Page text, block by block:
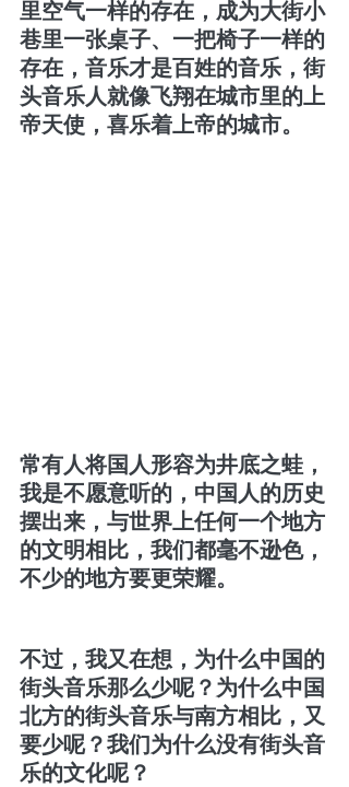
里空气一样的存在，成为大街小
巷里一张桌子、一把椅子一样的
存在，音乐才是百姓的音乐，街
头音乐人就像飞翔在城市里的上
帝天使，喜乐着上帝的城市。
常有人将国人形容为井底之蛙，
我是不愿意听的，中国人的历史
摆出来，与世界上任何一个地方
的文明相比，我们都毫不逊色，
不少的地方要更荣耀。
不过，我又在想，为什么中国的
街头音乐那么少呢？为什么中国
北方的街头音乐与南方相比，又
要少呢？我们为什么没有街头音
乐的文化呢？